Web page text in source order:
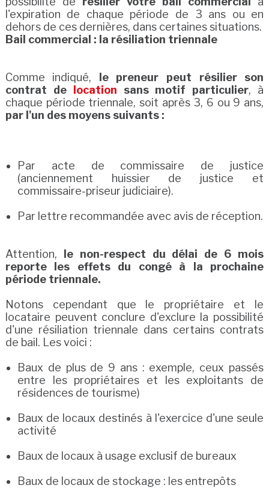
l'expiration de chaque période de 3 ans ou en
dehors de ces dernières, dans certaines situations.
Bail commercial : la résiliation triennale
Comme indiqué, le preneur peut résilier son
contrat de
location sans motif particulier, à
chaque période triennale, soit après 3, 6 ou 9 ans,
par l'un des moyens suivants :
Par acte de commissaire de justice
(anciennement huissier de justice et
commissaire-priseur judiciaire).
Par lettre recommandée avec avis de réception.
Attention,
le non-respect du délai de 6 mois
reporte les effets du congé à la prochaine
période triennale.
Notons cependant que le propriétaire et le
locataire peuvent conclure d'exclure la possibilité
d'une résiliation triennale dans certains contrats
de bail. Les voici :
Baux de plus de 9 ans : exemple, ceux passés
entre les propriétaires et les exploitants de
résidences de tourisme)
Baux de locaux destinés à l'exercice d'une seule
activité
Baux de locaux à usage exclusif de bureaux
Baux de locaux de stockage : les entrepôts